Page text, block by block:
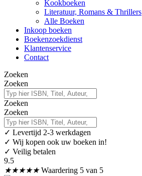
Kookboeken
Literatuur, Romans & Thrillers
Alle Boeken
Inkoop boeken
Boekenzoekdienst
Klantenservice
Contact
Zoeken
Zoeken
Zoeken
Zoeken
✓ Levertijd 2-3 werkdagen
✓ Wij kopen ook uw boeken in!
✓ Veilig betalen
9.5
★★★★★ Waardering 5 van 5